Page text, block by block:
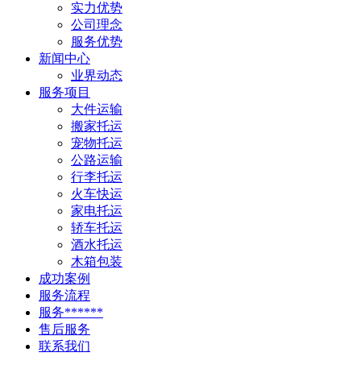
实力优势
公司理念
服务优势
新闻中心
业界动态
服务项目
大件运输
搬家托运
宠物托运
公路运输
行李托运
火车快运
家电托运
轿车托运
酒水托运
木箱包装
成功案例
服务流程
服务******
售后服务
联系我们